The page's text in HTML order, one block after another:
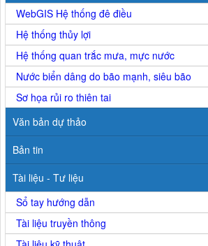
WebGIS Hệ thống đê điều
Hệ thống thủy lợi
Hệ thống quan trắc mưa, mực nước
Nước biển dâng do bão mạnh, siêu bão
Sơ họa rủi ro thiên tai
Văn bản dự thảo
Bản tin
Tài liệu - Tư liệu
Sổ tay hướng dẫn
Tài liệu truyền thông